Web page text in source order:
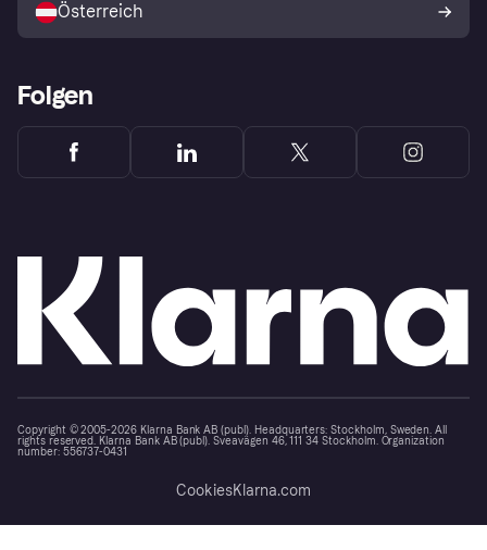
Österreich
Folgen
Copyright © 2005-2026 Klarna Bank AB (publ). Headquarters: Stockholm, Sweden. All
rights reserved. Klarna Bank AB (publ). Sveavägen 46, 111 34 Stockholm. Organization
number: 556737-0431
CookiesKlarna.com